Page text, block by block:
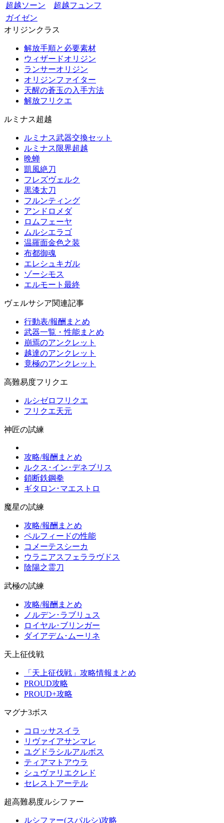
超越ソーン
超越フュンフ
ガイゼン
オリジンクラス
解放手順と必要素材
ウィザードオリジン
ランサーオリジン
オリジンファイター
天醒の蒼玉の入手方法
解放フリクエ
ルミナス超越
ルミナス武器交換セット
ルミナス限界超越
晩蝉
凱風絶刀
フレズヴェルク
黒漆太刀
フルンティング
アンドロメダ
ロムフェーヤ
ムルシエラゴ
温羅面金色之装
布都御魂
エレシュキガル
ゾーシモス
エルモート最終
ヴェルサシア関連記事
行動表/報酬まとめ
武器一覧・性能まとめ
崩焉のアンクレット
越達のアンクレット
竟極のアンクレット
高難易度フリクエ
ルシゼロフリクエ
フリクエ天元
神匠の試練
攻略/報酬まとめ
ルクス･イン･デネブリス
鎖断鉄鋼拳
ギタロン･マエストロ
魔星の試練
攻略/報酬まとめ
ペルフィードの性能
コメーテスシーカ
ウラニアスフェララヴドス
陰陽之霊刀
武極の試練
攻略/報酬まとめ
ノルデン･ラブリュス
ロイヤル･ブリンガー
ダイアデム･ムーリネ
天上征伐戦
「天上征伐戦」攻略情報まとめ
PROUD攻略
PROUD+攻略
マグナ3ボス
コロッサスイラ
リヴァイアサンマレ
ユグドラシルアルボス
ティアマトアウラ
シュヴァリエクレド
セレストアーテル
超高難易度ルシファー
ルシファー(スパルシ)攻略